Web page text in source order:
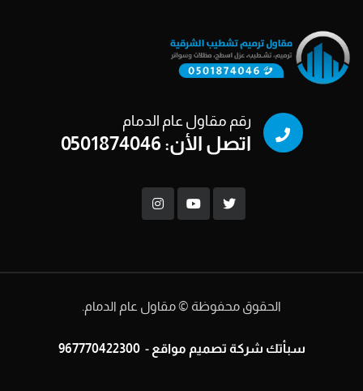
رقم مقاول عام الدمام
اتصل الأن: 0501874046
الحقوق محفوظة © مقاول عام الدمام.
سبأتك شركة تصميم مواقع -
967770422300